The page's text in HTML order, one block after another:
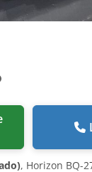
, Horizon BQ-